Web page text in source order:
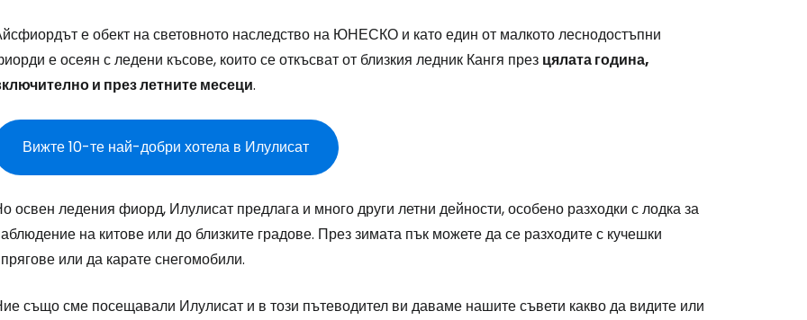
е обект на световното наследство на ЮНЕСКО и като един от малкото леснодостъпни
е осеян с ледени късове, които се откъсват от близкия ледник Кангя през цялата година,
и през летните месеци.
Вижте 10-те най-добри хотела в Илулисат
освен ледения фиорд, Илулисат предлага и много други летни дейности, особено разходки с лодка за
на китове или до близките градове. През зимата пък можете да се разходите с кучешки
или да карате снегомобили.
също сме посещавали Илулисат и в този пътеводител ви даваме нашите съвети какво да видите или
Продължете с Google
Продължете с имейл